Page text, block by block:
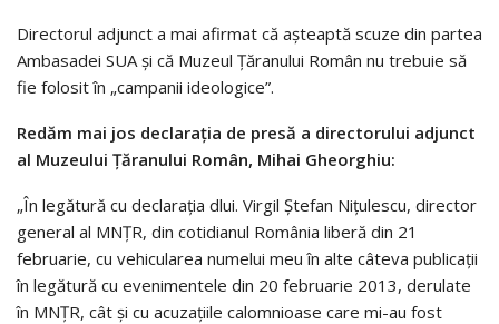
Directorul adjunct a mai afirmat că aşteaptă scuze din partea
Ambasadei SUA şi că Muzeul Ţăranului Român nu trebuie să
fie folosit în „campanii ideologice”.
Redăm mai jos declaraţia de presă a directorului adjunct
al Muzeului Ţăranului Român, Mihai Gheorghiu:
„În legătură cu declaraţia dlui. Virgil Ştefan Niţulescu, director
general al MNŢR, din cotidianul România liberă din 21
februarie, cu vehicularea numelui meu în alte câteva publicaţii
în legătură cu evenimentele din 20 februarie 2013, derulate
în MNŢR, cât şi cu acuzaţiile calomnioase care mi-au fost